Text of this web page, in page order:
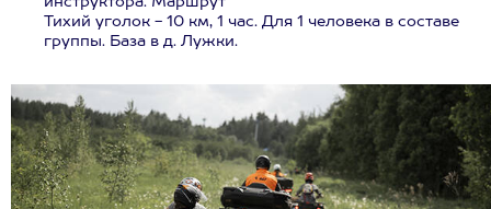
Тихий уголок - 10 км, 1 час. Для 1 человека в составе
группы. База в д. Лужки.